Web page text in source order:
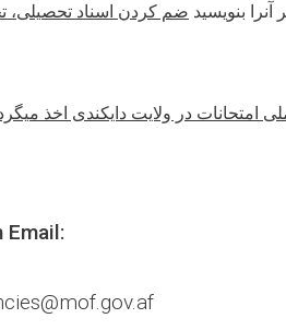
بنویسید ضم کردن اسناد تحصیلی،
امتحانات در ولایت دایکندی اخذ
Email: